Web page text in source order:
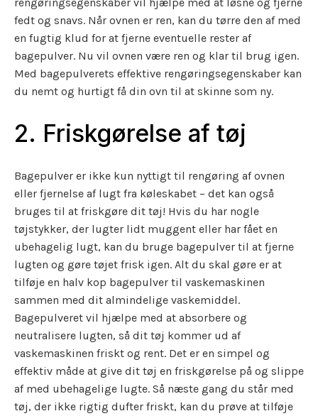
fedt og snavs. Når ovnen er ren, kan du tørre den af med
en fugtig klud for at fjerne eventuelle rester af
bagepulver. Nu vil ovnen være ren og klar til brug igen.
Med bagepulverets effektive rengøringsegenskaber kan
du nemt og hurtigt få din ovn til at skinne som ny.
2. Friskgørelse af tøj
Bagepulver er ikke kun nyttigt til rengøring af ovnen
eller fjernelse af lugt fra køleskabet – det kan også
bruges til at friskgøre dit tøj! Hvis du har nogle
tøjstykker, der lugter lidt muggent eller har fået en
ubehagelig lugt, kan du bruge bagepulver til at fjerne
lugten og gøre tøjet frisk igen. Alt du skal gøre er at
tilføje en halv kop bagepulver til vaskemaskinen
sammen med dit almindelige vaskemiddel.
Bagepulveret vil hjælpe med at absorbere og
neutralisere lugten, så dit tøj kommer ud af
vaskemaskinen friskt og rent. Det er en simpel og
effektiv måde at give dit tøj en friskgørelse på og slippe
af med ubehagelige lugte. Så næste gang du står med
tøj, der ikke rigtig dufter friskt, kan du prøve at tilføje